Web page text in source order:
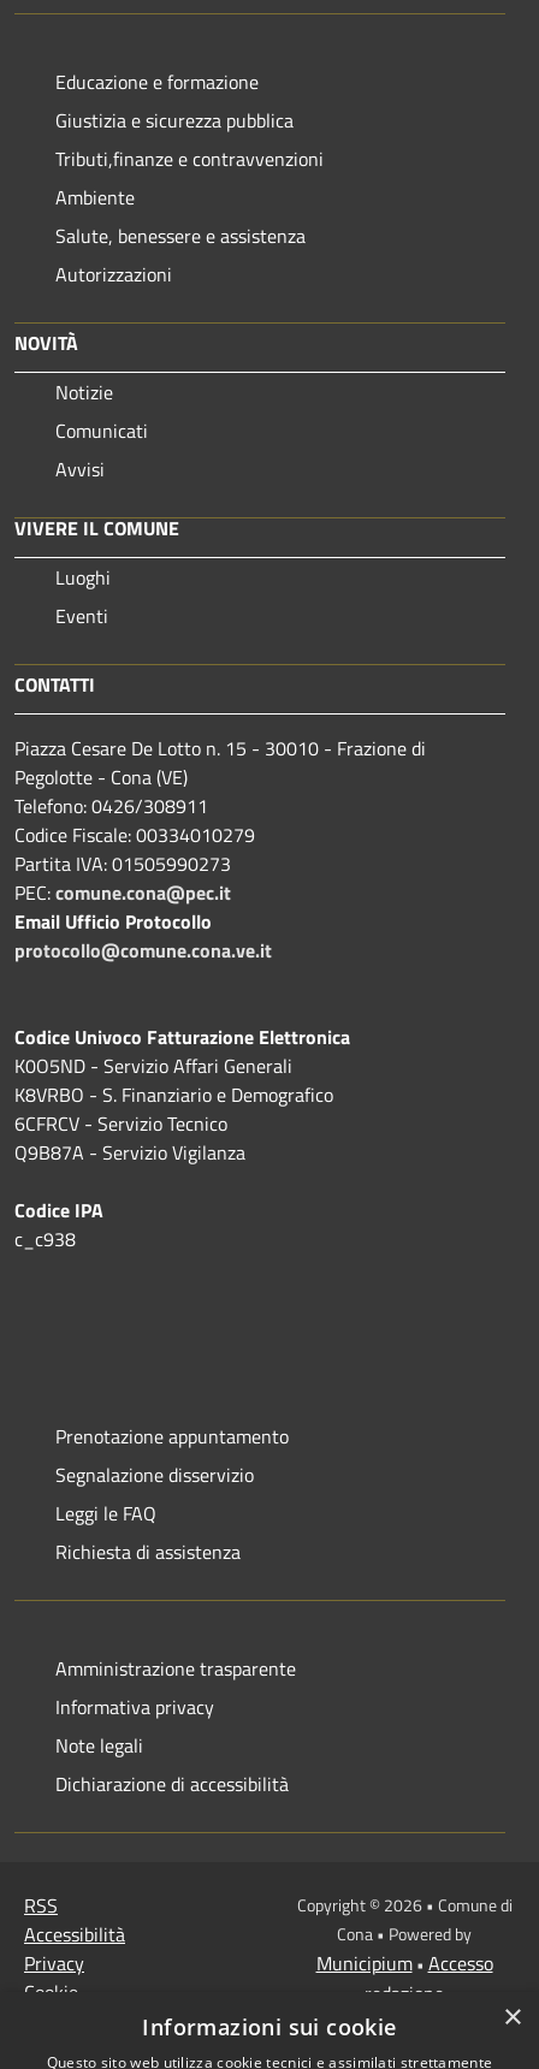
Educazione e formazione
Giustizia e sicurezza pubblica
Tributi,finanze e contravvenzioni
Ambiente
Salute, benessere e assistenza
Autorizzazioni
NOVITÀ
Notizie
Comunicati
Avvisi
VIVERE IL COMUNE
Luoghi
Eventi
CONTATTI
Piazza Cesare De Lotto n. 15 - 30010 - Frazione di
Pegolotte - Cona (VE)
Telefono: 0426/308911
Codice Fiscale: 00334010279
Partita IVA: 01505990273
PEC:comune.cona@pec.it
Email Ufficio Protocollo
protocollo@comune.cona.ve.it
Codice Univoco Fatturazione Elettronica
K0O5ND - Servizio Affari Generali
K8VRBO - S. Finanziario e Demografico
6CFRCV - Servizio Tecnico
Q9B87A - Servizio Vigilanza
Codice IPA
c_c938
Prenotazione appuntamento
Segnalazione disservizio
Leggi le FAQ
Richiesta di assistenza
Amministrazione trasparente
Informativa privacy
Note legali
Dichiarazione di accessibilità
RSS
Accessibilità
Privacy
Cookie
MISSIONE 2 Rivoluzione
Copyright © 2026 • Comune di
Cona • Powered by
Municipium• Accesso
redazione
×
Informazioni sui cookie
Questo sito web utilizza cookie tecnici e assimilati strettamente